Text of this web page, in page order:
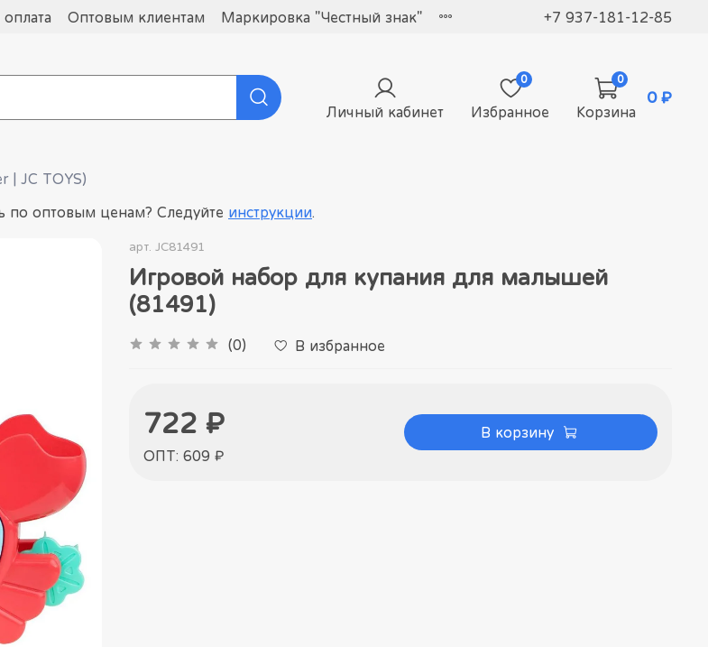
Оптовым клиентам Маркировка "Честный знак" +7 937-181-12-85
Личный кабинет
0
Избранное
0
Корзина
0 ₽
| JC TOYS)
по оптовым ценам? Следуйте инструкции.
арт. JC81491
Игровой набор для купания для малышей
(81491)
(0) В избранное
722 ₽
ОПТ: 609 ₽
В корзину